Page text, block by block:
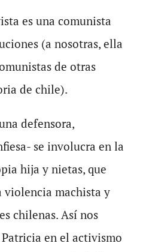
es una comunista
(a nosotras, ella
de otras
de chile).
defensora,
se involucra en la
hija y nietas, que
violencia machista y
chilenas. Así nos
en el activismo